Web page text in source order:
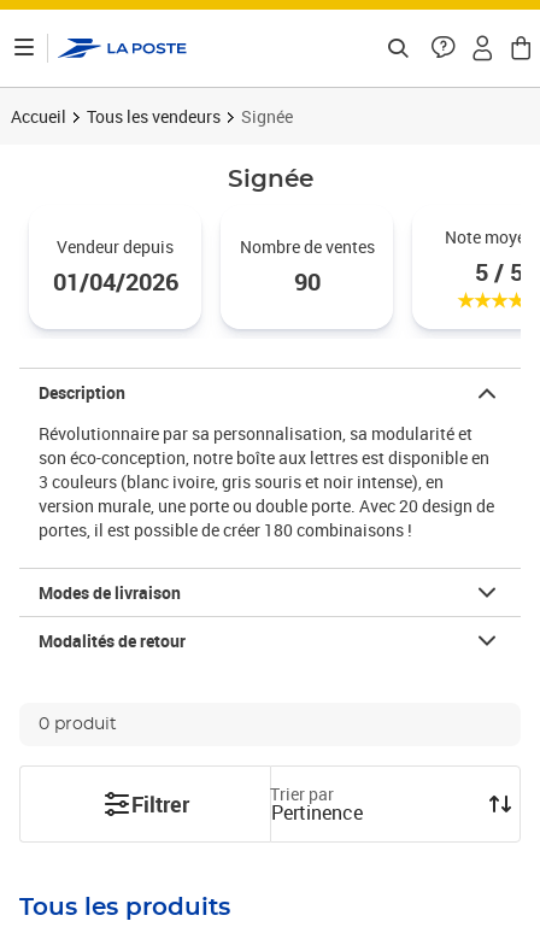
Accueil Tous les vendeurs Signée
Signée
Vendeur depuis
01/04/2026
Nombre de ventes
90
Note
5 / 5
Description
Révolutionnaire par sa personnalisation, sa modularité et
son éco-conception, notre boîte aux lettres est disponible en
3 couleurs (blanc ivoire, gris souris et noir intense), en
version murale, une porte ou double porte. Avec 20 design de
portes, il est possible de créer 180 combinaisons !
Modes de livraison
Modalités de retour
0 produit
Filtrer Trier par
Pertinence
Tous les produits